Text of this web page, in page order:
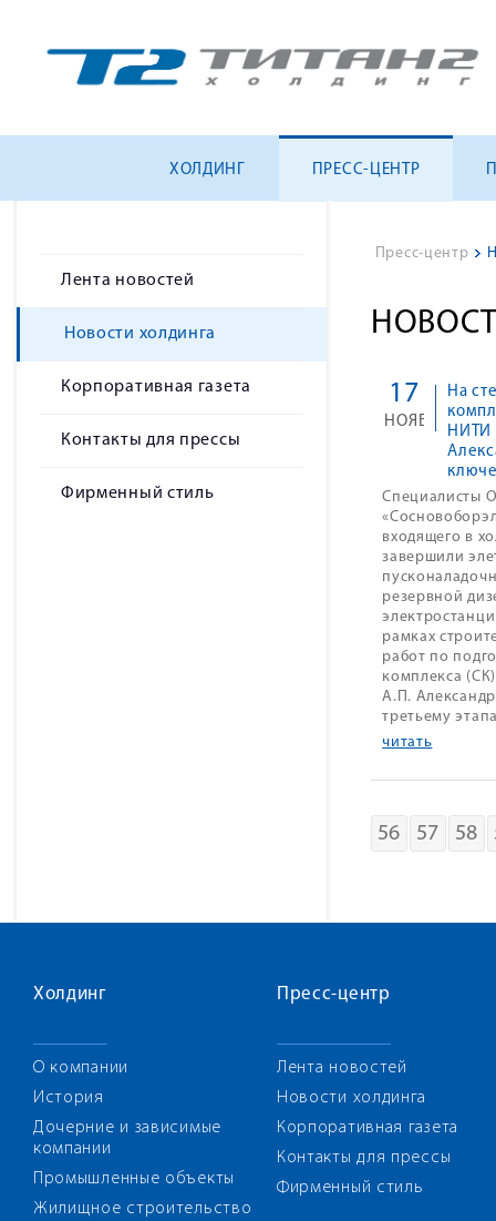
ХОЛДИНГ ПРЕСС-ЦЕНТР
Лента новостей
Новости холдинга
Корпоративная газета
Контакты для прессы
Фирменный стиль
Пресс-центр >
На
НИТИ
17
НОЯБ
Специалисты
входящего в
завершили
резервной
рамках
работ по
комплекса
А.П.
третьему
читать
56 57 58
Холдинг
О компании
История
Дочерние и зависимые
компании
Промышленные объекты
Жилищное строительство
Пресс-центр
Лента новостей
Новости холдинга
Корпоративная газета
Контакты для прессы
Фирменный стиль